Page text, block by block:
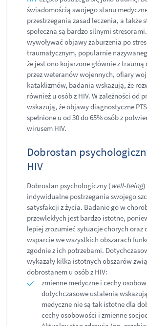
świadomością swojego stanu
przestrzegania zasad leczenia, a także
społeczna są bardzo silnymi
wywoływać objawy zaburzenia po
traumatycznym, popularnie
że jest ono kojarzone głównie z
przez weteranów wojennych, ofiary
kataklizmów, badania wskazują, że
również u osób z HIV. W zależności od
wskazują, że objawy diagnostyczne
spełnione u od 30 do 65% osób z
wirusem HIV.
Dobrostan
HIV
Dobrostan psychologiczny (well-being)
indywidualne postrzegania swojego
satysfakcji z życia. Badanie go w
przewlekłych jest bardzo istotne,
lepiej zrozumieć sytuacje chorych oraz
wsparcie we wszystkich obszarach
zgodnie z ich potrzebami.
wykazały kilka istotnych obszarów
dobrostanem u osób z HIV:
zmienne medyczne i cechy
dotychczasowe ustalenia
medyczne nie są tak istotne dla
cechy osobowości i zmienne